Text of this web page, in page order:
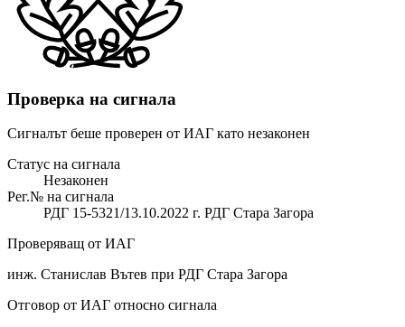
Проверка на сигнала
Сигналът беше проверен от ИАГ като незаконен
Статус на сигнала
Незаконен
Рег.№ на сигнала
РДГ 15-5321/13.10.2022 г. РДГ Стара Загора
Проверяващ от ИАГ
инж. Станислав Вътев при РДГ Стара Загора
Отговор от ИАГ относно сигнала